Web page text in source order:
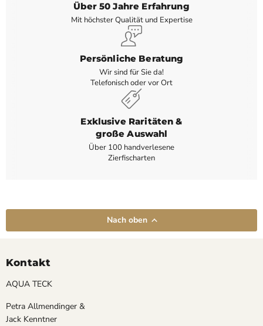
Über 50 Jahre Erfahrung
Mit höchster Qualität und Expertise
Persönliche Beratung
Wir sind für Sie da!
Telefonisch oder vor Ort
Exklusive Raritäten &
große Auswahl
Über 100 handverlesene
Zierfischarten
Nach oben
Kontakt
AQUA TECK
Petra Allmendinger &
Jack Kenntner